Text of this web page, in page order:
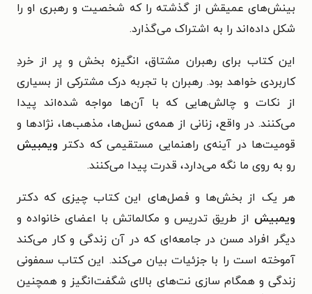
بینش‌های عمیقش از گذشته را که شخصیت و رهبری او را
شکل داده‌اند را به اشتراک می‌گذارد.
این کتاب برای رهبران مشتاق، انگیزه بخش و پر از خردِ
کاربردی خواهد بود. رهبران با تجربه درک مشترکی از بسیاری
از نکات و چالش‌هایی که با آن‌ها مواجه شده‌اند پیدا
می‌کنند. در واقع، زنانی از همه‌ی نسل‌ها، مذهب‌ها، نژادها و
قومیت‌ها در آینه‌ی راهنمایی مستقیمی که دکتر ویمبیش
رو به روی ما نگه می‌دارد، قدرت پیدا می‌کنند.
هر یک از بخش‌ها و فصل‌های این کتاب چیزی که دکتر
ویمبیش از طریق تدریس و مکالماتش با اعضای خانواده و
دیگر افراد مسن در جامعه‌ای که در آن زندگی و کار می‌کند
آموخته است را با جزئیات بیان می‌کند. این کتاب سمفونی
زندگی و همگام سازی نت‌های بالای شگفت‌انگیز و همچنین